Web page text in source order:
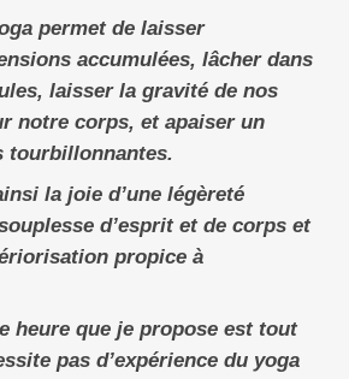
permet de laisser
accumulées, lâcher dans
laisser la gravité de nos
notre corps, et apaiser un
tourbillonnantes.
la joie d’une légèreté
d’esprit et de corps et
propice à
heure que je propose est tout
pas d’expérience du yoga